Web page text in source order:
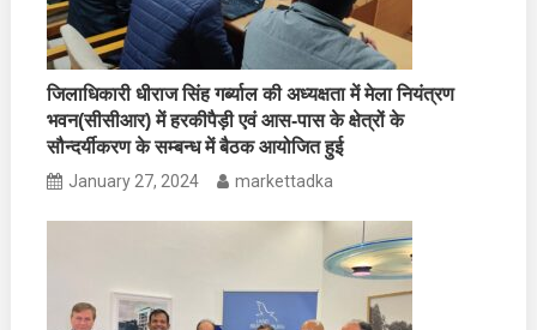
जिलाधिकारी धीराज सिंह गर्ब्याल की अध्यक्षता में मेला नियंत्रण
भवन(सीसीआर) में हरकीपैड़ी एवं आस-पास के क्षेत्रों के
सौन्दर्यीकरण के सम्बन्ध में बैठक आयोजित हुई
January 27, 2024 markettadka